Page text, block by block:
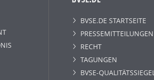
BVSE.DE STARTSEITE
PRESSEMITTEILUNGEN
RECHT
TAGUNGEN
BVSE-QUALITÄTSSIEGEL